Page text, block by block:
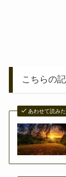
こちらの
あわせて読み